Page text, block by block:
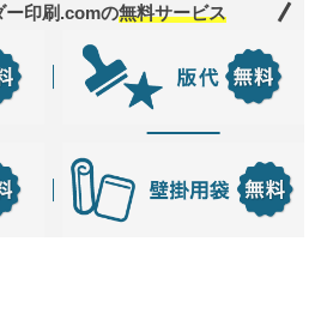
ー印刷.comの無料サービス